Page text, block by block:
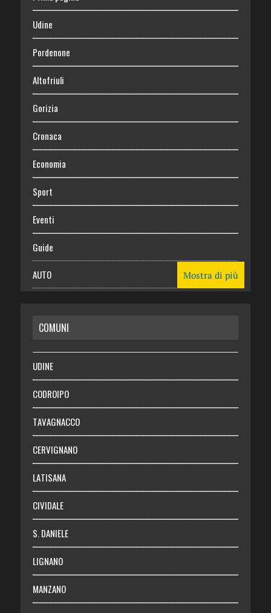
Udine
Pordenone
Altofriuli
Gorizia
Cronaca
Economia
Sport
Eventi
Guide
AUTO
RISPARMIO
SALUTE
Necrologie
Chi siamo
Abbonati
Login
Mostra di più
COMUNI
UDINE
CODROIPO
TAVAGNACCO
CERVIGNANO
LATISANA
CIVIDALE
S. DANIELE
LIGNANO
MANZANO